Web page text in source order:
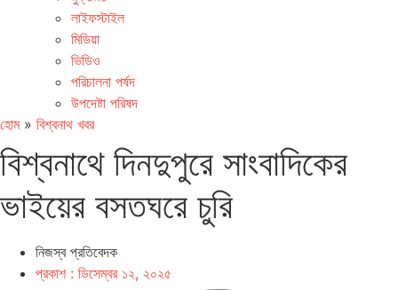
লাইফস্টাইল
মিডিয়া
ভিডিও
পরিচালনা পর্ষদ
উপদেষ্টা পরিষদ
হোম» বিশ্বনাথ খবর
বিশ্বনাথে দিনদুপুরে সাংবাদিকের
ভাইয়ের বসতঘরে চুরি
​নিজস্ব প্রতিবেদক
প্রকাশ : ডিসেম্বর ১২, ২০২৫